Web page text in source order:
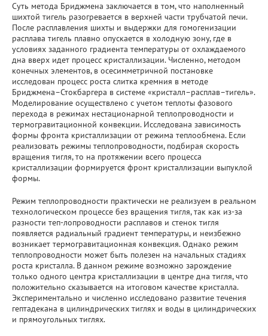
Национальный проект "Наука и университеты"
Крупный научный проект
Фундаментальные исследования
Прикладные разработки
Уникальные стенды и установки
ЦКП "Теплофизика и энергетика"
Международное сотрудничество
Полезные ссылки
Суть метода Бриджмена заключается в том, что наполненный
шихтой тигель разогревается в верхней части трубчатой печи.
После расплавления шихты и выдержки для гомогенизации
расплава тигель плавно опускается в холодную зону, где в
условиях заданного градиента температуры от охлаждаемого
дна вверх идет процесс кристаллизации. Численно, методом
конечных элементов, в осесимметричной постановке
исследован процесс роста слитка кремния в методе
Бриджмена–Стокбаргера в системе «кристалл–расплав–тигель».
Моделирование осуществлено с учетом теплоты фазового
перехода в режимах нестационарной теплопроводности и
термогравитационной конвекции. Исследована зависимость
формы фронта кристаллизации от режима теплообмена. Если
реализовать режимы теплопроводности, подбирая скорость
вращения тигля, то на протяжении всего процесса
кристаллизации формируется фронт кристаллизации выпуклой
формы.
Режим теплопроводности практически не реализуем в реальном
технологическом процессе без вращения тигля, так как из-за
разности теп-лопроводности расплавов и стенок тигля
появляется радиальный градиент температуры, и неизбежно
возникает термогравитационная конвекция. Однако режим
теплопроводности может быть полезен на начальных стадиях
роста кристалла. В данном режиме возможно зарождение
только одного центра кристаллизации в центре дна тигля, что
положительно сказывается на итоговом качестве кристалла.
Экспериментально и численно исследовано развитие течения
гептадекана в цилиндрических тиглях и воды в цилиндрических
и прямоугольных тиглях.